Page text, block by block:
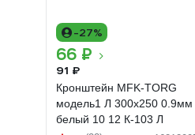
-27%
66 ₽
91 ₽
Кронштейн MFK-TORG
модель1 Л 300х250 0.9мм
белый 10 12 К-103 Л